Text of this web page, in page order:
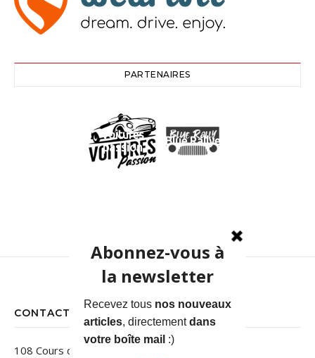
PARTENAIRES
Voitures
passion
Blue Rallye
CONTACT
108 Cours des Jardins